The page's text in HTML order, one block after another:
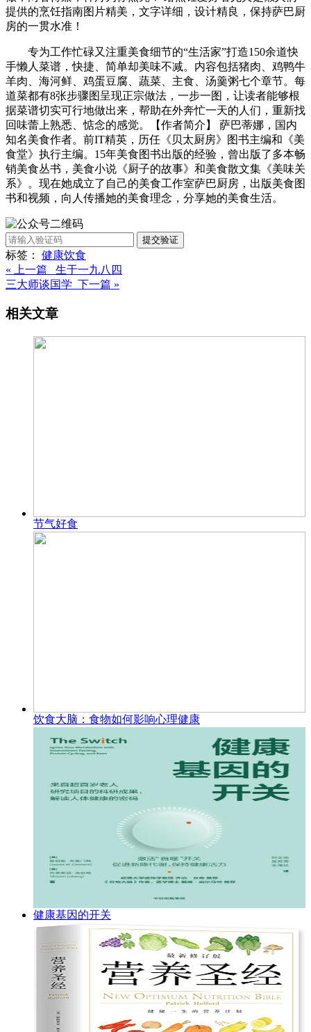
提供的烹饪指南图片精美，文字详细，设计精良，保持萨巴厨
房的一贯水准！
专为工作忙碌又注重美食细节的“生活家”打造150余道快
手懒人菜谱，快捷、简单却美味不减。内容包括猪肉、鸡鸭牛
羊肉、海河鲜、鸡蛋豆腐、蔬菜、主食、汤羹粥七个章节。每
道菜都有8张步骤图呈现正宗做法，一步一图，让读者能够根
据菜谱切实可行地做出来，帮助在外奔忙一天的人们，重新找
回味蕾上熟悉、惦念的感觉。【作者简介】 萨巴蒂娜，国内
知名美食作者。前IT精英，历任《贝太厨房》图书主编和《美
食堂》执行主编。15年美食图书出版的经验，曾出版了多本畅
销美食丛书，美食小说《厨子的故事》和美食散文集《美味关
系》。现在她成立了自己的美食工作室萨巴厨房，出版美食图
书和视频，向人传播她的美食理念，分享她的美食生活。
提交验证
标签： 健康饮食
« 上一篇 生于一九八四
三大师谈国学 下一篇 »
相关文章
节气好食
饮食大脑：食物如何影响心理健康
健康基因的开关